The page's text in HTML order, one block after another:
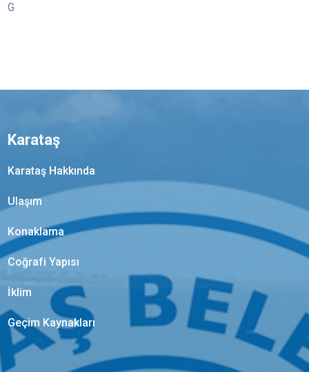
G
Karataş
Karataş Hakkında
Ulaşım
Konaklama
Coğrafi Yapısı
İklim
Geçim Kaynakları